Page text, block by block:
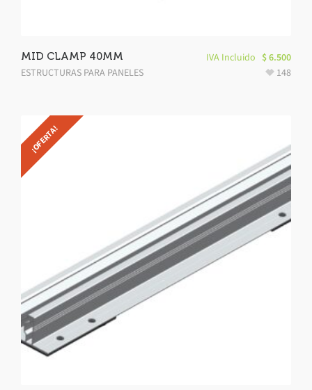
MID CLAMP 40MM
ESTRUCTURAS PARA PANELES
IVA Incluido $6.500
148
¡OFERTA!